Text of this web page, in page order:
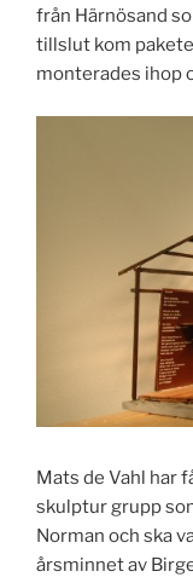
från Härnösand
tillslut kom
monterades ihop
Mats de Vahl har
skulptur grupp
Norman och ska
årsminnet av